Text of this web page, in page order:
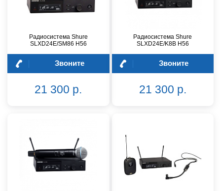
Радиосистема Shure
SLXD24E/SM86 H56
Звоните
21 300 р.
Радиосистема Shure
SLXD24E/K8B H56
Звоните
21 300 р.